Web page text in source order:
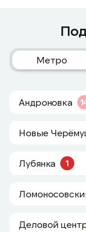
Метро
Андроновка
Новые
Лубянка 1
Деловой